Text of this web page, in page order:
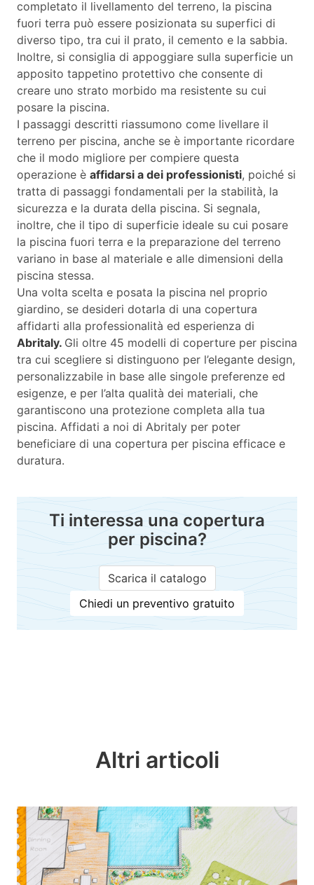
completato il livellamento del terreno, la piscina
fuori terra può essere posizionata su superfici di
diverso tipo, tra cui il prato, il cemento e la sabbia.
Inoltre, si consiglia di appoggiare sulla superficie un
apposito tappetino protettivo che consente di
creare uno strato morbido ma resistente su cui
posare la piscina.
I passaggi descritti riassumono come livellare il
terreno per piscina, anche se è importante ricordare
che il modo migliore per compiere questa
operazione è affidarsi a dei professionisti, poiché si
tratta di passaggi fondamentali per la stabilità, la
sicurezza e la durata della piscina. Si segnala,
inoltre, che il tipo di superficie ideale su cui posare
la piscina fuori terra e la preparazione del terreno
variano in base al materiale e alle dimensioni della
piscina stessa.
Una volta scelta e posata la piscina nel proprio
giardino, se desideri dotarla di una copertura
affidarti alla professionalità ed esperienza di
Abritaly. Gli oltre 45 modelli di coperture per piscina
tra cui scegliere si distinguono per l’elegante design,
personalizzabile in base alle singole preferenze ed
esigenze, e per l’alta qualità dei materiali, che
garantiscono una protezione completa alla tua
piscina. Affidati a noi di Abritaly per poter
beneficiare di una copertura per piscina efficace e
duratura.
Ti interessa una copertura
per piscina?
Scarica il catalogo
Chiedi un preventivo gratuito
Altri articoli